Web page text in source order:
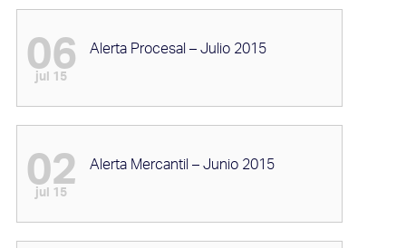
06
jul 15
Alerta Procesal – Julio 2015
02
jul 15
Alerta Mercantil – Junio 2015